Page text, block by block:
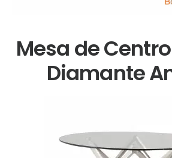
Mesa de
Diamante